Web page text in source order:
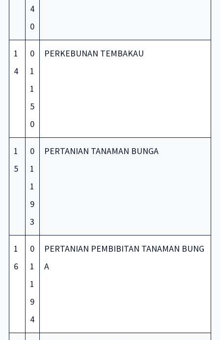
4
0
1
4
0
1
1
5
0
PERKEBUNAN TEMBAKAU
1
5
0
1
1
9
3
PERTANIAN TANAMAN BUNGA
1
6
0
1
1
9
4
PERTANIAN PEMBIBITAN TANAMAN BUNG
A